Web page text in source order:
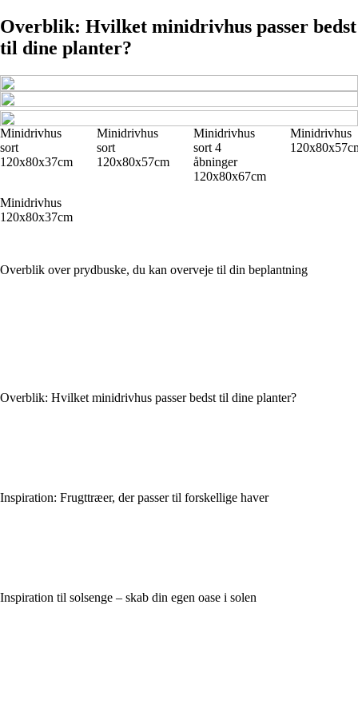
Overblik: Hvilket minidrivhus passer bedst
til dine planter?
Minidrivhus
sort
120x80x37cm
Minidrivhus
sort
120x80x57cm
Minidrivhus
sort 4
åbninger
120x80x67cm
Minidrivhus
Minidrivhus
120x80x37cm
Overblik over prydbuske, du kan overveje til din beplantning
Overblik: Hvilket minidrivhus passer bedst til dine planter?
Inspiration: Frugttræer, der passer til forskellige haver
Inspiration til solsenge – skab din egen oase i solen